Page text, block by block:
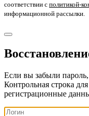
соответствии с политикой-
информационной рассылки.
Если вы забыли
Контрольная строка
регистрационные